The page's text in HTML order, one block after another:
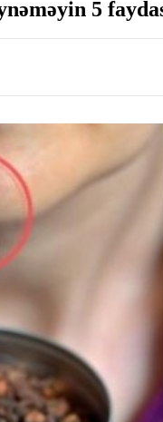
5
külək əsəcək –
edildi